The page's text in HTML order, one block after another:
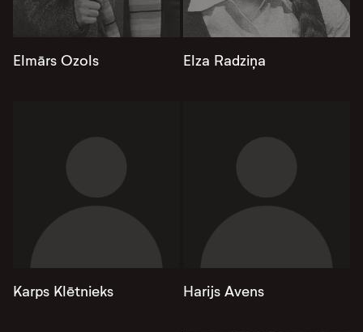
Elmārs Ozols Elza Radziņa
Karps Klētnieks Harijs Avens